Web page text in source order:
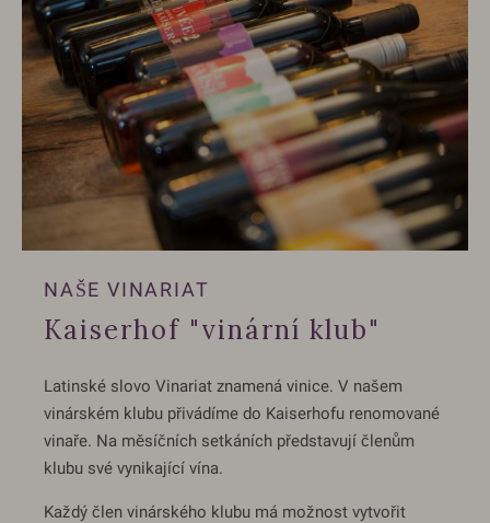
NAŠE VINARIAT
Kaiserhof "vinární klub"
Latinské slovo Vinariat znamená vinice. V našem
vinárském klubu přivádíme do Kaiserhofu renomované
vinaře. Na měsíčních setkáních představují členům
klubu své vynikající vína.
Každý člen vinárského klubu má možnost vytvořit